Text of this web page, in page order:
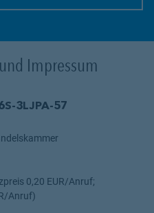
Impressum
3LJPA-57
0,20 EUR/Anruf;
Anruf)